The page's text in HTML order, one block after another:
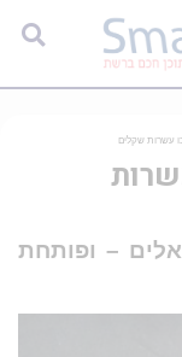
עשרות שקלים
– ופותחת